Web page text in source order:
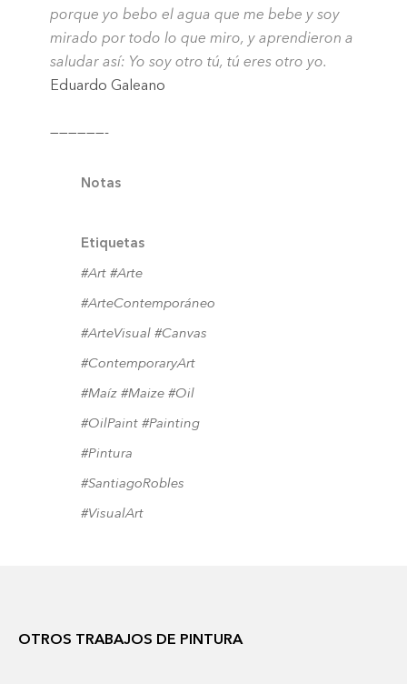
porque yo bebo el agua que me bebe y soy
mirado por todo lo que miro, y aprendieron a
saludar así: Yo soy otro tú, tú eres otro yo.
Eduardo Galeano
——————-
Notas
Etiquetas
#Art #Arte
#ArteContemporáneo
#ArteVisual #Canvas
#ContemporaryArt
#Maíz #Maize #Oil
#OilPaint #Painting
#Pintura
#SantiagoRobles
#VisualArt
OTROS TRABAJOS DE PINTURA